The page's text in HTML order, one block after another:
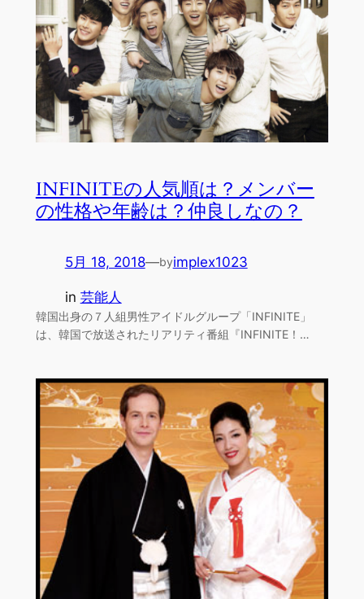
INFINITEの人気順は？メンバー
の性格や年齢は？仲良しなの？
5月 18, 2018—byimplex1023
in 芸能人
韓国出身の７人組男性アイドルグループ「INFINITE」
は、韓国で放送されたリアリティ番組『INFINITE！…